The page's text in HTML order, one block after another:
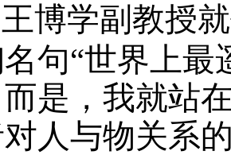
博学副教授
句“世界上
是，我就站
人与物关系